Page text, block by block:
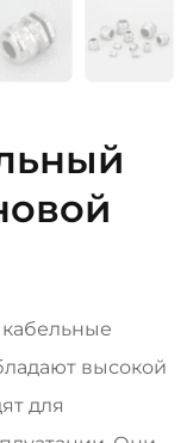
высокой
для